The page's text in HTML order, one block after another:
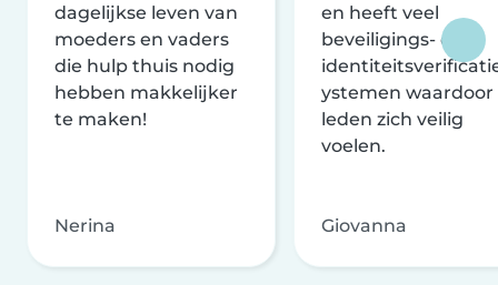
dagelijkse leven van
moeders en vaders
die hulp thuis nodig
hebben makkelijker
te maken!
Nerina
en heeft veel
beveiligings- en
ystemen waardoor
leden zich veilig
voelen.
Giovanna